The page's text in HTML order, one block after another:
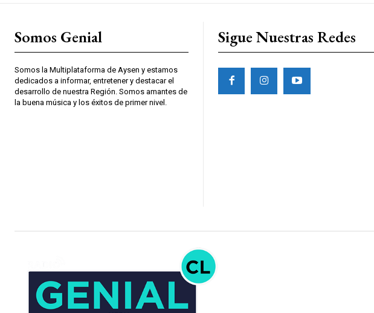
Somos Genial
Somos la Multiplataforma de Aysen y estamos
dedicados a informar, entretener y destacar el
desarrollo de nuestra Región. Somos amantes de
la buena música y los éxitos de primer nivel.
Sigue Nuestras Redes